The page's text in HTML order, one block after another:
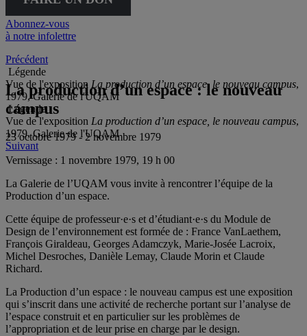
Abonnez-vous
à notre infolettre
Précédent
Légende
Vue de l'exposition La production d’un espace, le nouveau campus,
1979, Galerie de l'UQAM
Légende
Vue de l'exposition La production d’un espace, le nouveau campus,
1979, Galerie de l'UQAM
Suivant
La production d’un espace : le nouveau
campus
23 octobre 1979 - 2 novembre 1979
Vernissage : 1 novembre 1979, 19 h 00
La Galerie de l’UQAM vous invite à rencontrer l’équipe de la
Production d’un espace.
Cette équipe de professeur·e·s et d’étudiant·e·s du Module de
Design de l’environnement est formée de : France VanLaethem,
François Giraldeau, Georges Adamczyk, Marie-Josée Lacroix,
Michel Desroches, Danièle Lemay, Claude Morin et Claude
Richard.
La Production d’un espace : le nouveau campus est une exposition
qui s’inscrit dans une activité de recherche portant sur l’analyse de
l’espace construit et en particulier sur les problèmes de
l’appropriation et de leur prise en charge par le design.